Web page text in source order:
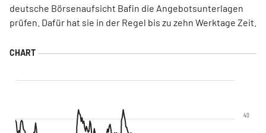
deutsche Börsenaufsicht Bafin die Angebotsunterlagen
prüfen. Dafür hat sie in der Regel bis zu zehn Werktage Zeit.
40